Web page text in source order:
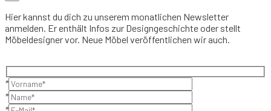
Hier kannst du dich zu unserem monatlichen Newsletter
anmelden. Er enthält Infos zur Designgeschichte oder stellt
Möbeldesigner vor. Neue Möbel veröffentlichen wir auch.
*
*